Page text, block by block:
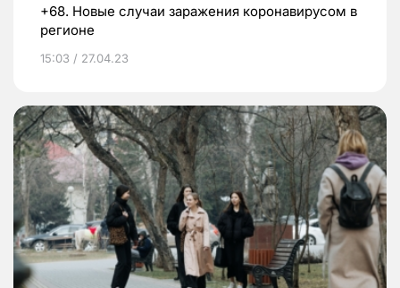
+68. Новые случаи заражения коронавирусом в
регионе
15:03 / 27.04.23